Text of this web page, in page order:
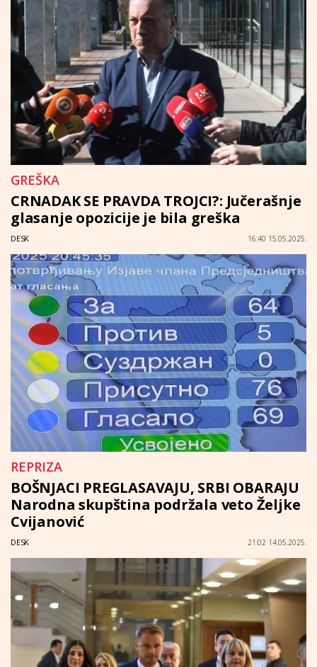
GREŠKA
CRNADAK SE PRAVDA TROJCI?: Jučerašnje
glasanje opozicije je bila greška
DESK 16:40 15.05.2025.
REPRIZA
BOŠNJACI PREGLASAVAJU, SRBI OBARAJU
Narodna skupština podržala veto Željke
Cvijanović
DESK 21:02 14.05.2025.